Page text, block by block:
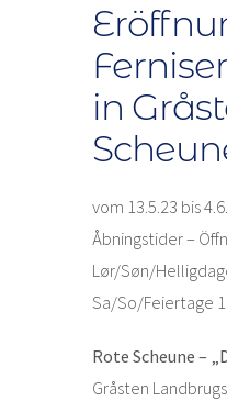
in
vom 13.5.23 bis
Åbningstider –
Lør/Søn/
Sa/So/Feiertage
Rote Scheune –
Gråsten